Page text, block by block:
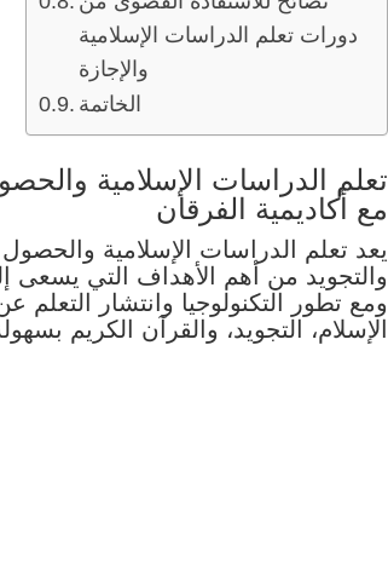
دورات تعلم الدراسات الإسلامية
والإجازة
الخاتمة
تعلم الدراسات الإسلامية
مع أكاديمية الفرقان
يعد تعلم الدراسات الإسلامية
والتجويد من أهم الأهداف التي يسعى
ومع تطور التكنولوجيا وانتشار
الإسلام، التجويد، والقرآن الكريم